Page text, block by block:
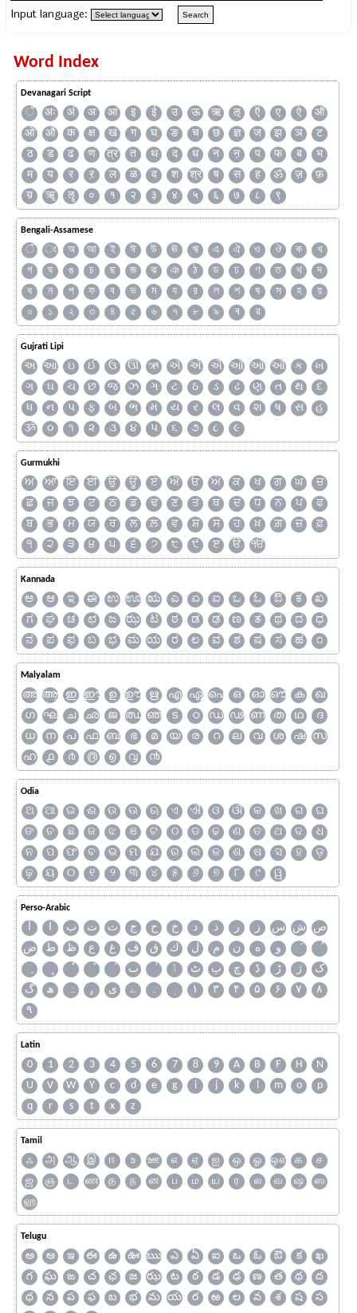
Input language:
Word Index
Devanagari Script
ँ अः अं अ आ इ ई उ ऊ ऋ ऌ ऍ ए ऐ
ऑ
ओ
औ क क्ष ख ग घ ङ च छ ज्ञ ज झ ञ
ट
ठ
ड ढ ण त्र त थ द ध न ऩ प फ ब
भ
म
य र ऱ ल ळ व श श्र ष स ह ॐ ज़
फ़
य़
ॠ ॡ ० १ २ ३ ४ ५ ६ ७ ८ ९
Bengali-Assamese
ঁ ং অ আ ই ঈ উ ঊ ঋ এ ঐ ও ঔ ক
খ
গ
ঘ ঙ চ ছ জ ঝ ঞ ঠ ড ঢ ণ ত থ
দ
ধ
ন প ফ ব ভ ম য র ল শ ষ স হ
য়
০
১ ২ ৩ ৪ ৫ ৬ ৭ ৮ ৯ ৰ ৱ
Gujrati Lipi
અ આ ઇ ઈ ઉ ઊ ઋ ઍ એ ઐ ઑ ઓ ઔ ક
ખ
ગ
ઘ ચ છ જ ઝ ઞ ટ ઠ ડ ઢ ણ ત થ
દ
ધ
ન પ ફ બ ભ મ ય ર લ વ શ ષ સ
હ
ૐ
૦ ૧ ૨ ૩ ૪ ૫ ૬ ૭ ૮ ૯
Gurmukhi
ਅ ਆ ਇ ਈ ਉ ਊ ਏ ਐ ਓ ਔ ਕ ਖ ਗ ਘ
ਚ
ਛ
ਜ ਝ ਟ ਠ ਡ ਢ ਣ ਤ ਥ ਦ ਧ ਨ ਪ
ਫ
ਬ
ਭ ਮ ਯ ਰ ਲ ਲ਼ ਵ ਸ਼ ਸ ਹ ਖ਼ ਗ਼ ਜ਼
ਫ਼
੧
੨ ੩ ੪ ੫ ੬ ੭ ੮ ੯ ੲ ੳ ੴ
Kannada
ಅ ಆ ಇ ಈ ಉ ಊ ಋ ಎ ಏ ಐ ಒ ಓ ಔ ಕ
ಖ
ಗ
ಘ ಚ ಛ ಜ ಝ ಟ ಠ ಡ ಢ ಣ ತ ಥ ದ
ಧ
ನ
ಪ ಫ ಬ ಭ ಮ ಯ ರ ಲ ವ ಶ ಷ ಸ ಹ ೧
Malyalam
അ ആ ഇ ഈ ഉ ഊ ഋ എ ഏ ഐ ഒ ഓ ഔ ക
ഖ
ഗ
ഘ ച ഛ ജ ഝ ഞ ട ഠ ഡ ഢ ണ ത ഥ
ദ
ധ
ന പ ഫ ബ ഭ മ യ ര റ ല വ ശ ഷ
സ
ഹ
൧ ൪ ൫ ൭ ൮ ൯
Odia
ଅ ଆ ଇ ଈ ଉ ଊ ଋ ଏ ଐ ଓ ଔ କ ଖ ଗ
ଘ
ଙ
ଚ ଛ ଜ ଝ ଞ ଟ ଠ ଡ ଢ ଣ ତ ଥ ଦ
ଧ
ନ
ପ ଫ ବ ଭ ମ ଯ ର ଲ ଳ ଶ ଷ ସ ହ
ଡ଼
ଢ଼
ୟ ୦ ୧ ୨ ୩ ୪ ୫ ୬ ୭ ୮ ୯ ୱ
Perso-Arabic
آ ا ب ت ث ج ح خ د ذ ر ز س ش ص
ض
ط ظ ع غ ف ق ك ل م ن ه
و
ٮ
ٲ ٹ پ چ ڈ ڑ ژ
ک
گ
ھ ہ ۄ ی ے ۔ ۱ ۳ ۴ ۵ ۶ ۷
۸
۹
Latin
0 1 2 3 4 5 6 7 8 9 A B F H
N
U
V W Y c d e g i j k l m o
p
q
r s t x z
Tamil
ஃ அ ஆ இ ஈ உ ஊ எ ஏ ஐ ஒ ஓ ஔ க
ச
ஜ
ஞ ட ண த ந ன ப ம ய ர ல வ ஷ
ஸ
ஹ
Telugu
అ ఆ ఇ ఈ ఉ ఊ ఋ ఎ ఏ ఐ ఒ ఓ ఔ క
ఖ
గ
ఘ ఙ చ ఛ జ ఝ ట ఠ డ ఢ ణ త థ
ద
ధ
న ప ఫ బ భ మ య ర ఱ ల వ శ ష
స